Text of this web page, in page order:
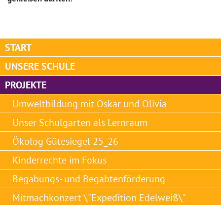
START
UNSERE SCHULE
PROJEKTE
Umweltbildung mit Oskar und Olivia
Unser Schulgarten als Lernraum
Ökolog Gütesiegel 25_26
Kinderrechte im Fokus
Begabungs- und Begabtenförderung
Mitmachkonzert \"Expedition Edelweiß\"